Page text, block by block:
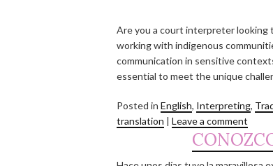
Are you a court interpreter looking
working with indigenous
communication in sensitive
essential to meet the unique
Posted in English, Interpreting,
translation | Leave a comment